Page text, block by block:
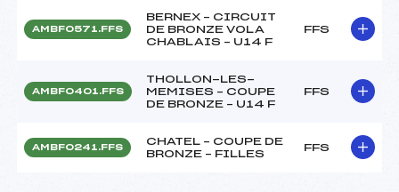
AMBF0571.FFS
BERNEX – CIRCUIT
DE BRONZE VOLA
CHABLAIS – U14 F
FFS
AMBF0401.FFS
THOLLON-LES-
MEMISES – COUPE
DE BRONZE – U14 F
FFS
AMBF0241.FFS
CHATEL – COUPE DE
BRONZE – FILLES
FFS